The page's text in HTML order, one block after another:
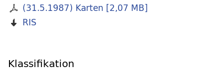
(31.5.1987) Karten [2,07 MB]
RIS
Klassifikation